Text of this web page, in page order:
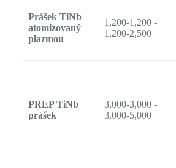
Prášek TiNb
atomizovaný
plazmou
1,200-1,200 -
1,200-2,500
PREP TiNb
prášek
3,000-3,000 -
3,000-5,000